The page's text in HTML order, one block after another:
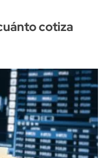
cotiza